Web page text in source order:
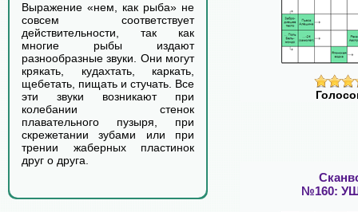
Выражение «нем, как рыба» не
совсем соответствует
действительности, так как
многие рыбы издают
разнообразные звуки. Они могут
крякать, кудахтать, каркать,
щебетать, пищать и стучать. Все
эти звуки возникают при
колебании стенок
плавательного пузыря, при
скрежетании зубами или при
трении жаберных пластинок
друг о друга.
№160: